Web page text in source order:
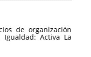
de organización
Activa La